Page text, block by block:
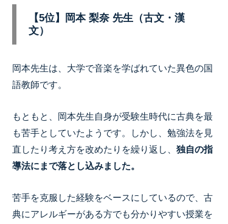
【5位】岡本 梨奈 先生（古文・漢
文）
岡本先生は、大学で音楽を学ばれていた異色の国
語教師です。
もともと、岡本先生自身が受験生時代に古典を最
も苦手としていたようです。
しかし、勉強法を見
直したり考え方を改めたりを繰り返し、 独自の指
導法にまで落とし込みました。
苦手を克服した経験をベースにしているので、古
典にアレルギーがある方でも分かりやすい授業を